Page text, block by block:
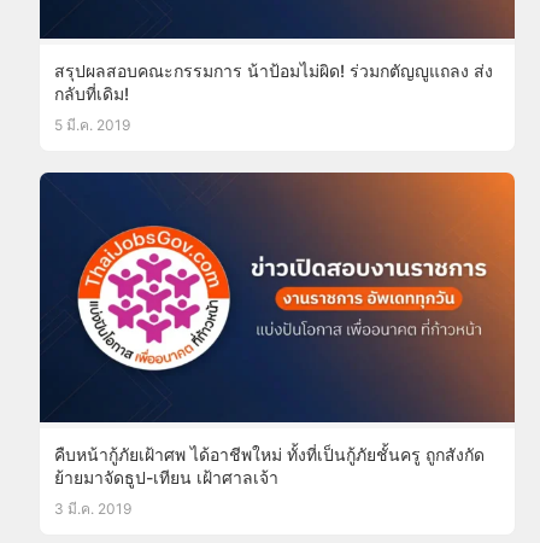
สรุปผลสอบคณะกรรมการ น้าป้อมไม่ผิด! ร่วมกตัญญูแถลง ส่ง
กลับที่เดิม!
5 มี.ค. 2019
คืบหน้ากู้ภัยเฝ้าศพ ได้อาชีพใหม่ ทั้งที่เป็นกู้ภัยชั้นครู ถูกสังกัด
ย้ายมาจัดธูป-เทียน เฝ้าศาลเจ้า
3 มี.ค. 2019